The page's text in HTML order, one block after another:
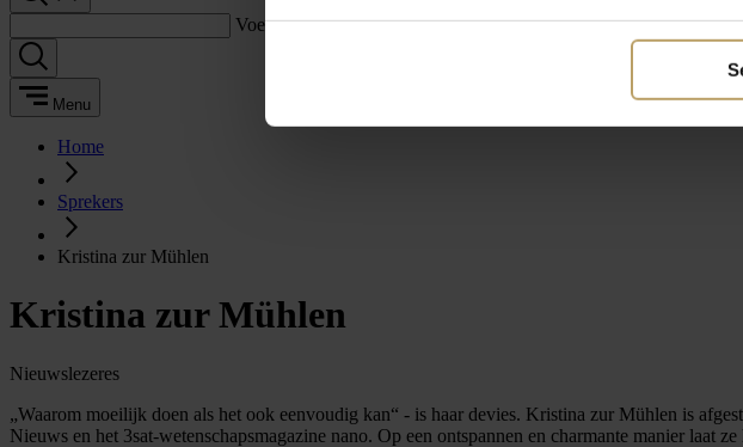
Voer een zoekterm in:
Menu
Home
Sprekers
Kristina zur Mühlen
Kristina zur Mühlen
Nieuwslezeres
„Waarom moeilijk doen als het ook eenvoudig kan“ - is haar devies. Kristina zur Mühlen is
Nieuws en het 3sat-wetenschapsmagazine nano. Op een ontspannen en charmante manier laat